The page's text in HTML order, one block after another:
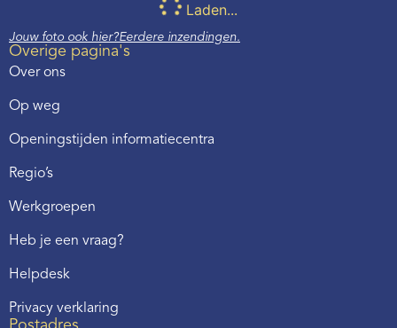
Laden...
Jouw foto ook hier?Eerdere inzendingen.
Overige pagina's
Over ons
Op weg
Openingstijden informatiecentra
Regio’s
Werkgroepen
Heb je een vraag?
Helpdesk
Privacy verklaring